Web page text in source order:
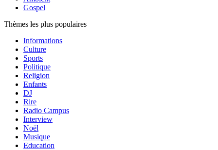
Gospel
Thèmes les plus populaires
Informations
Culture
Sports
Politique
Religion
Enfants
DJ
Rire
Radio Campus
Interview
Noël
Musique
Education